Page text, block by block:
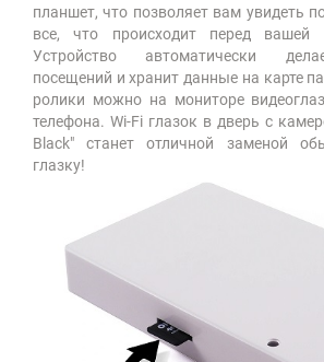
планшет, что позволяет вам увидеть
все, что происходит перед вашей
Устройство автоматически
посещений и хранит данные на карте
ролики можно на мониторе
телефона. Wi-Fi глазок в дверь с
Black" станет отличной заменой
глазку!